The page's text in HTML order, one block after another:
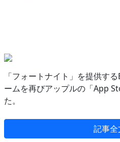
「フォートナイト」を提供す
ームを再びアップルの「App
た。
記事